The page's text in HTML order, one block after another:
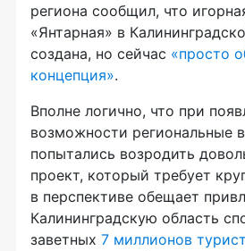
региона сообщил, что
«Янтарная» в
создана, но сейчас «просто
концепция».
Вполне логично, что при
возможности региональные
попытались возродить
проект, который требует
в перспективе обещает
Калининградскую область
заветных 7 миллионов